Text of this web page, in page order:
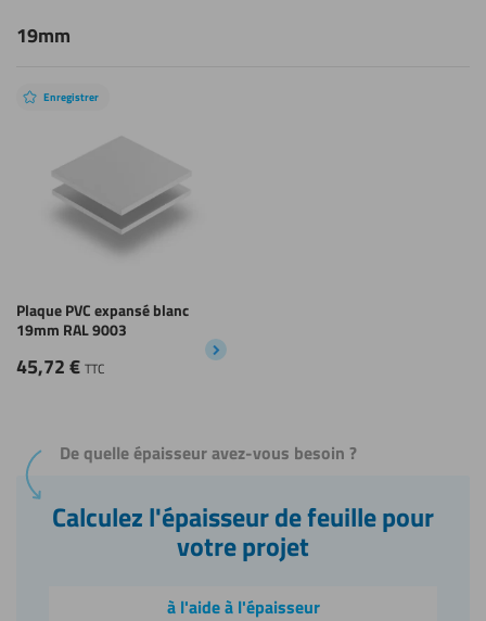
19mm
Enregistrer
Plaque PVC expansé blanc
19mm RAL 9003
45,72€ TTC
De quelle épaisseur avez-vous besoin ?
Calculez l'épaisseur de feuille pour
votre projet
à l'aide à l'épaisseur